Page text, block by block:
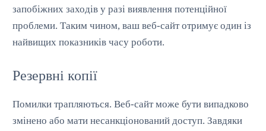
запобіжних заходів у разі виявлення потенційної
проблеми. Таким чином, ваш веб-сайт отримує один із
найвищих показників часу роботи.
Резервні копії
Помилки трапляються. Веб-сайт може бути випадково
змінено або мати несанкціонований доступ. Завдяки